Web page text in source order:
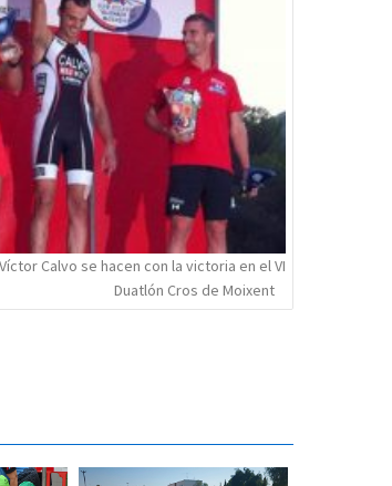
Calvo se hacen con la victoria en el VI
Duatlón Cros de Moixent